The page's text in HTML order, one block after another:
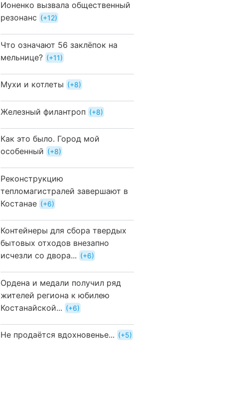
Ионенко вызвала общественный
резонанс
+12
Что означают 56 заклёпок на
мельнице?
+11
Мухи и котлеты +8
Железный филантроп +8
Как это было. Город мой
особенный
+8
Реконструкцию
тепломагистралей завершают в
Костанае
+6
Контейнеры для сбора твердых
бытовых отходов внезапно
исчезли со двора...
+6
Ордена и медали получил ряд
жителей региона к юбилею
Костанайской...
+6
Не продаётся вдохновенье... +5